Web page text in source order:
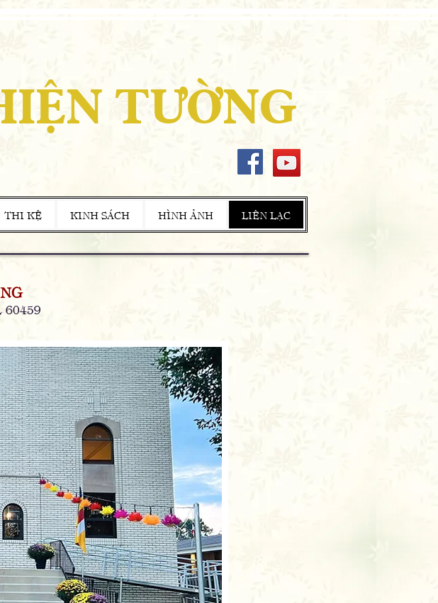
TƯỜNG
THI KỆ KINH SÁCH HÌNH ẢNH LIÊN LẠC
60459